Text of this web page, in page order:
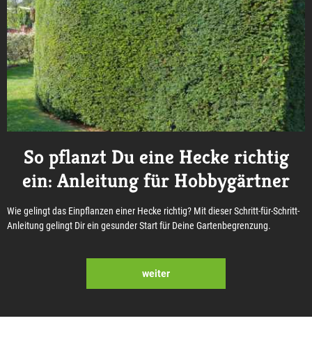
So pflanzt Du eine Hecke richtig
ein: Anleitung für Hobbygärtner
Wie gelingt das Einpflanzen einer Hecke richtig? Mit dieser Schritt-für-Schritt-
Anleitung gelingt Dir ein gesunder Start für Deine Gartenbegrenzung.
weiter